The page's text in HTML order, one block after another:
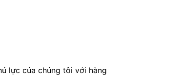
lực của chúng tôi với hàng